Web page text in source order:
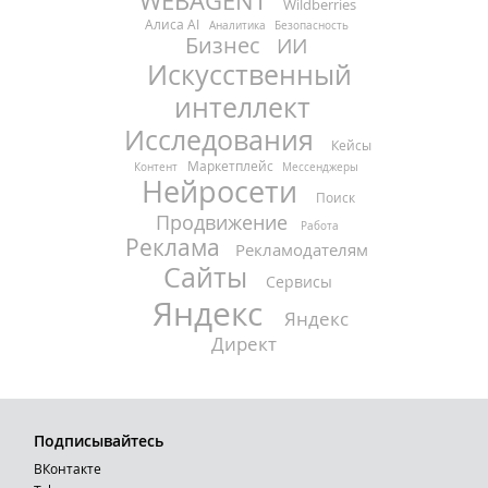
Wildberries
Алиса AI Аналитика Безопасность
Бизнес ИИ
Искусственный
интеллект
Исследования
Кейсы
Контент Маркетплейс Мессенджеры
Нейросети Поиск
Продвижение Работа
Реклама Рекламодателям
Сайты Сервисы
Яндекс
Яндекс
Директ
Подписывайтесь
ВКонтакте